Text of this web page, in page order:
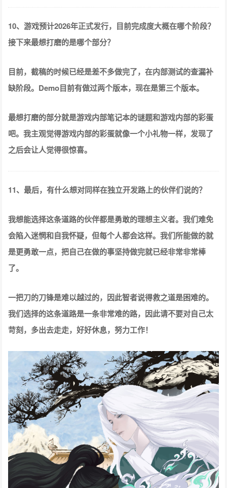
10、游戏预计2026年正式发行，目前完成度大概在哪个阶段？
接下来最想打磨的是哪个部分？
目前，截稿的时候已经是差不多做完了，在内部测试的查漏补
缺阶段。Demo目前有做过两个版本，现在是第三个版本。
最想打磨的部分就是游戏内部笔记本的谜题和游戏内部的彩蛋
吧。我主观觉得游戏内部的彩蛋就像一个小礼物一样，发现了
之后会让人觉得很惊喜。
11、最后，有什么想对同样在独立开发路上的伙伴们说的？
我想能选择这条道路的伙伴都是勇敢的理想主义者。我们难免
会陷入迷惘和自我怀疑，但每个人都会这样。我们所能做的就
是更勇敢一点，把自己在做的事坚持做完就已经非常非常棒
了。
一把刀的刀锋是难以越过的，因此智者说得救之道是困难的。
我们选择的这条道路是一条非常难的路，因此请不要对自己太
苛刻，多出去走走，好好休息，努力工作！